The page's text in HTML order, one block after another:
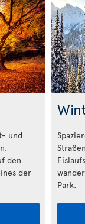
und
den
der
Park.